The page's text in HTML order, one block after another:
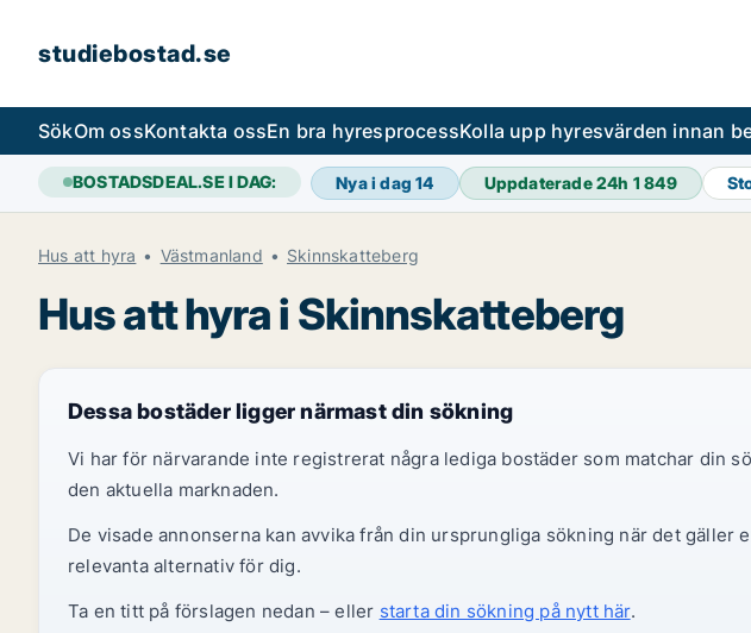
studiebostad.se
SökOm ossKontakta ossEn bra hyresprocessKolla upp hyresvärden innan
BOSTADSDEAL.SE I DAG: Nya i dag14 Uppdaterade 24h 1 849
Hus att hyra Västmanland Skinnskatteberg
Hus att hyra i Skinnskatteberg
Dessa bostäder ligger närmast din sökning
Vi har för närvarande inte registrerat några lediga bostäder som matchar din
den aktuella marknaden.
De visade annonserna kan avvika från din ursprungliga sökning när det
relevanta alternativ för dig.
Ta en titt på förslagen nedan – eller starta din sökning på nytt här.